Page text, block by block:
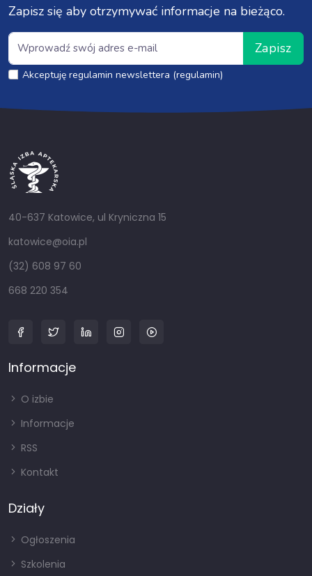
Zapisz się aby otrzymywać informacje na bieżąco.
Zapisz
Akceptuję regulamin newslettera (regulamin)
40-637 Katowice, ul Kryniczna 15
katowice@oia.pl
(32) 608 97 60
668 220 354
Informacje
O izbie
Informacje
RSS
Kontakt
Działy
Ogłoszenia
Szkolenia